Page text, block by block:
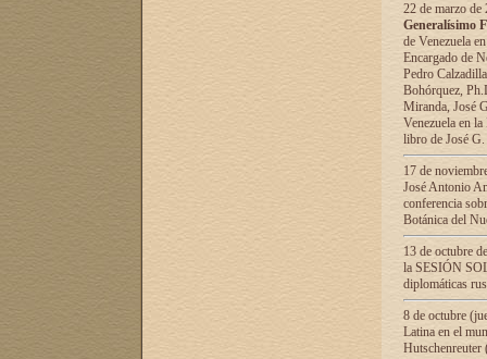
22 de marzo
Generalísimo
de Venezuela
Encargado de
Pedro
Bohórquez,
Miranda, José
Venezuela en
libro de José
17 de
José Antonio
conferencia
Botánica del
13 de octubre
la SESIÓN
diplomáticas
8 de octubre
Latina en el